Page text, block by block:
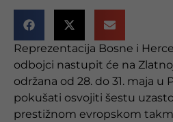
Reprezentacija Bosne i
odbojci nastupit će na
održana od 28. do 31. maja u
pokušati osvojiti šestu
prestižnom evropskom